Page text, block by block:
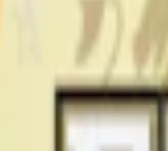
som ger dig möjligheten att skapa
Basen har en traditionell tobakssmak
och prillorna har klassisk format.
mildare snus jämfört med klassiska
råtobak, natriumkarbonat och kryddor.
Original Portion